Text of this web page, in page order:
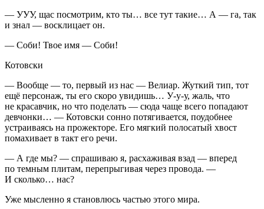
— УУУ, щас посмотрим, кто ты… все тут такие… А — га, так
и знал — восклицает он.
— Соби! Твое имя — Соби!
Котовски
— Вообще — то, первый из нас — Велиар. Жуткий тип, тот
ещё персонаж, ты его скоро увидишь… У-у-у, жаль, что
не красавчик, но что поделать — сюда чаще всего попадают
девчонки… — Котовски сонно потягивается, поудобнее
устраиваясь на прожекторе. Его мягкий полосатый хвост
помахивает в такт его речи.
— А где мы? — спрашиваю я, расхаживая взад — вперед
по темным плитам, перепрыгивая через провода. —
И сколько… нас?
Уже мысленно я становлюсь частью этого мира.